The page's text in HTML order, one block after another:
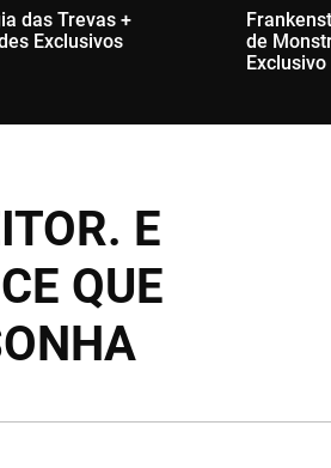
das Trevas +
Exclusivos
de
Exclusivo
E
QUE